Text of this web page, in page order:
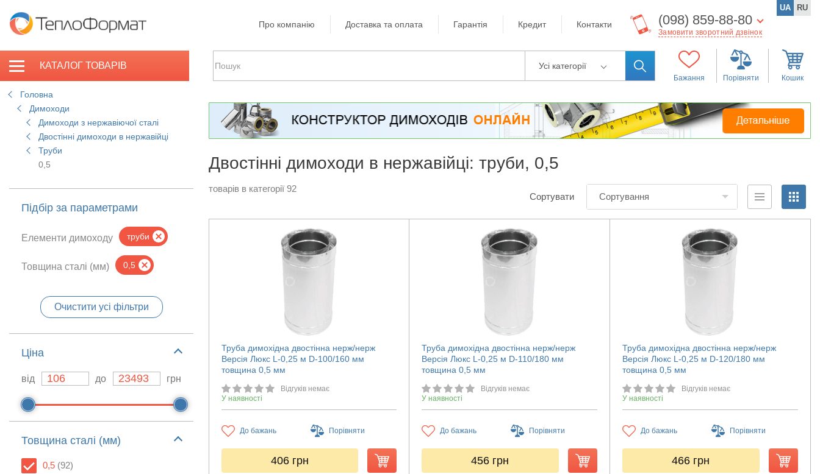
Про компанію Доставка та оплата Гарантія Кредит Контакти (098) 859-88-80
Замовити зворотний дзвінок
UA RU
КАТАЛОГ ТОВАРІВ Усі категорії
Бажання Порівняти Кошик
Головна
Димоходи
Димоходи з нержавіючої сталі
Двостінні димоходи в нержавійці
Труби
0,5
Підбір за параметрами
Елементи димоходу труби
Товщина сталі (мм) 0,5
Очистити усі фільтри
Ціна
від до грн
Товщина сталі (мм)
0,5 (92)
Двостінні димоходи в нержавійці: труби, 0,5
товарів в категорії 92
Сортувати Сортування
Труба димохідна двостінна нерж/нерж
Версія Люкс L-0,25 м D-100/160 мм
товщина 0,5 мм
Відгуків немає
У наявності
До бажань Порівняти
406 грн
Труба димохідна двостінна нерж/нерж
Версія Люкс L-0,25 м D-110/180 мм
товщина 0,5 мм
Відгуків немає
У наявності
До бажань Порівняти
456 грн
Труба димохідна двостінна нерж/нерж
Версія Люкс L-0,25 м D-120/180 мм
товщина 0,5 мм
Відгуків немає
У наявності
До бажань Порівняти
466 грн